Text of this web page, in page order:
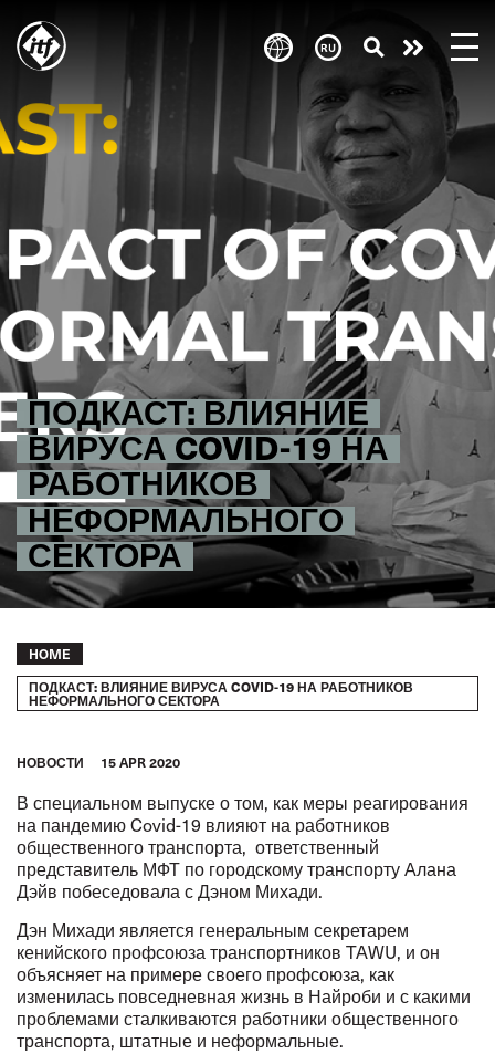
main
content
ПОДКАСТ: ВЛИЯНИЕ
ВИРУСА COVID-19 НА
РАБОТНИКОВ
НЕФОРМАЛЬНОГО
СЕКТОРА
Take
action
Breadcrumb
HOME
ПОДКАСТ: ВЛИЯНИЕ ВИРУСА COVID-19 НА РАБОТНИКОВ
НЕФОРМАЛЬНОГО СЕКТОРА
HОВОСТИ 15 APR 2020
В специальном выпускео том, как меры реагирования
на пандемию Covid-19 влияют на работников
общественного транспорта, ответственный
представитель МФТ по городскому транспорту Алана
Дэйв побеседовала с Дэном Михади.
Дэн Михади является генеральным секретарем
кенийского профсоюза транспортников TAWU, и он
объясняет на примере своего профсоюза, как
изменилась повседневная жизнь в Найроби и с какими
проблемами сталкиваются работники общественного
транспорта, штатные и неформальные.